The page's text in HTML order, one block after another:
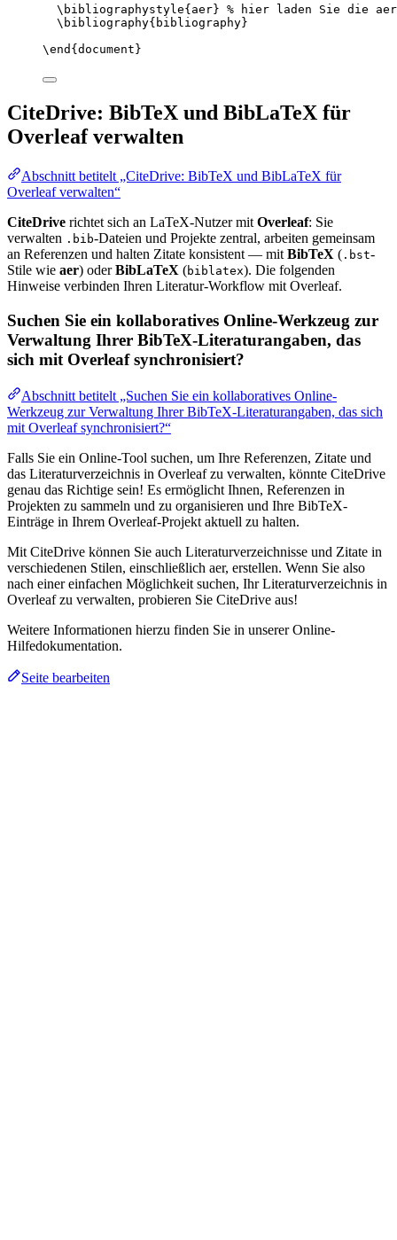
\bibliographystyle{aer} % hier laden Sie die
\bibliography{bibliography}
\end { document }
CiteDrive: BibTeX und BibLaTeX für
Overleaf verwalten
Abschnitt betitelt „CiteDrive: BibTeX und BibLaTeX für
Overleaf verwalten“
CiteDrive richtet sich an LaTeX-Nutzer mit Overleaf: Sie
verwalten .bib-Dateien und Projekte zentral, arbeiten gemeinsam
an Referenzen und halten Zitate konsistent — mit BibTeX ( .bst-
Stile wie aer) oderBibLaTeX (biblatex). Die folgenden
Hinweise verbinden Ihren Literatur-Workflow mit Overleaf.
Suchen Sie ein kollaboratives Online-Werkzeug zur
Verwaltung Ihrer BibTeX-Literaturangaben, das
sich mit Overleaf synchronisiert?
Abschnitt betitelt „Suchen Sie ein kollaboratives Online-
Werkzeug zur Verwaltung Ihrer BibTeX-Literaturangaben, das sich
mit Overleaf synchronisiert?“
Falls Sie ein Online-Tool suchen, um Ihre Referenzen, Zitate und
das Literaturverzeichnis in Overleaf zu verwalten, könnte CiteDrive
genau das Richtige sein! Es ermöglicht Ihnen, Referenzen in
Projekten zu sammeln und zu organisieren und Ihre BibTeX-
Einträge in Ihrem Overleaf-Projekt aktuell zu halten.
Mit CiteDrive können Sie auch Literaturverzeichnisse und Zitate in
verschiedenen Stilen, einschließlich aer, erstellen. Wenn Sie also
nach einer einfachen Möglichkeit suchen, Ihr Literaturverzeichnis in
Overleaf zu verwalten, probieren Sie CiteDrive aus!
Weitere Informationen hierzu finden Sie in unserer Online-
Hilfedokumentation.
Seite bearbeiten